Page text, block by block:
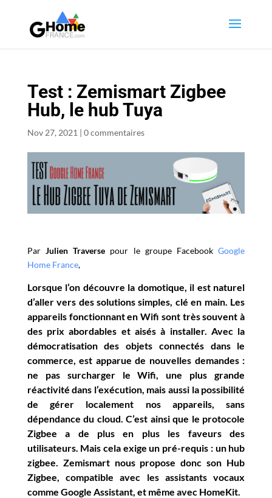
Test : Zemismart Zigbee
Hub, le hub Tuya
Nov 27, 2021 | 0 commentaires
Par Julien Traverse pour le groupe FacebookGoogle
Home France,
Lorsque l’on découvre la domotique, il est naturel
d’aller vers des solutions simples, clé en main. Les
appareils fonctionnant en Wifi sont très souvent à
des prix abordables et aisés à installer. Avec la
démocratisation des objets connectés dans le
commerce, est apparue de nouvelles demandes :
ne pas surcharger le Wifi, une plus grande
réactivité dans l’exécution, mais aussi la possibilité
de gérer localement nos appareils, sans
dépendance du cloud. C’est ainsi que le protocole
Zigbee a de plus en plus les faveurs des
utilisateurs. Mais cela exige un pré-requis : un hub
zigbee. Zemismart nous propose donc son Hub
Zigbee, compatible avec les assistants vocaux
comme Google Assistant, et même avec HomeKit.